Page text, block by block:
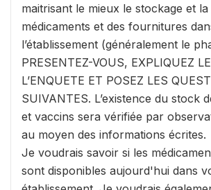
maitrisant le mieux le stockage et la
médicaments et des fournitures
l’établissement (généralement le
PRESENTEZ-VOUS, EXPLIQUEZ
L’ENQUETE ET POSEZ LES
SUIVANTES. L’existence du stock
et vaccins sera vérifiée par
au moyen des informations écrites.
Je voudrais savoir si les
sont disponibles aujourd'hui dans